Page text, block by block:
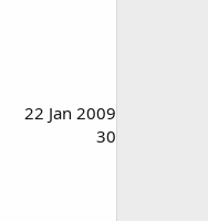
22 Jan 2009
30